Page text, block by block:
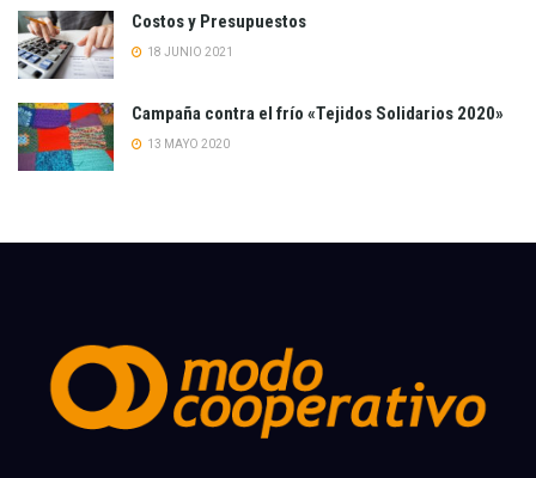
Costos y Presupuestos
18 JUNIO 2021
Campaña contra el frío «Tejidos Solidarios 2020»
13 MAYO 2020